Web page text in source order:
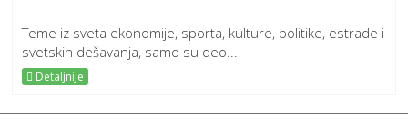
Teme iz sveta ekonomije, sporta, kulture, politike, estrade i
svetskih dešavanja, samo su deo...
Detaljnije